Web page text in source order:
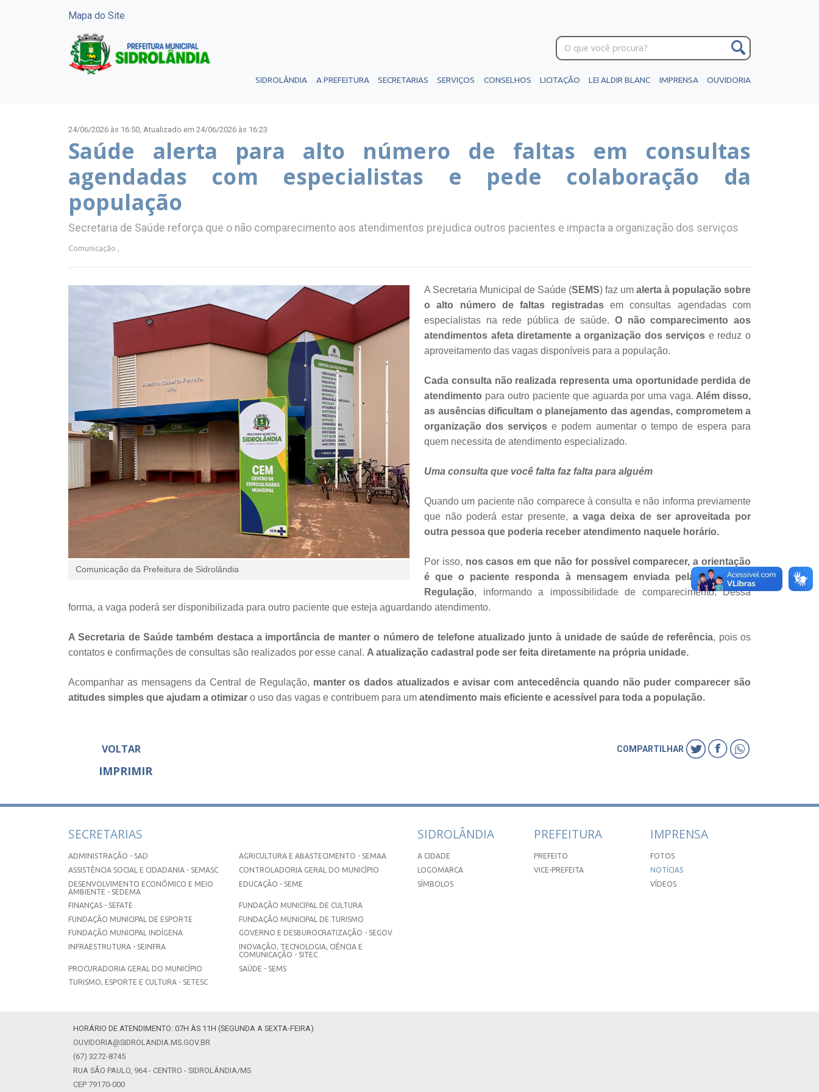
Mapa do Site
SIDROLÂNDIA A PREFEITURA SECRETARIAS SERVIÇOS CONSELHOS LICITAÇÃO LEI ALDIR BLANC IMPRENSA OUVIDORIA
24/06/2026 às 16:50, Atualizado em 24/06/2026 às 16:23
Saúde alerta para alto número de faltas em consultas
agendadas com especialistas e pede colaboração da
população
Secretaria de Saúde reforça que o não comparecimento aos atendimentos prejudica outros pacientes e impacta a organização dos serviços
Comunicação ,
Comunicação da Prefeitura de Sidrolândia
A Secretaria Municipal de Saúde (SEMS) faz um alerta à população sobre
o alto número de faltas registradas em consultas agendadas com
especialistas na rede pública de saúde. O não comparecimento aos
atendimentos afeta diretamente a organização dos serviços e reduz o
aproveitamento das vagas disponíveis para a população.
Cada consulta não realizada representa uma oportunidade perdida de
atendimento para outro paciente que aguarda por uma vaga. Além disso,
as ausências dificultam o planejamento das agendas, comprometem a
organização dos serviços e podem aumentar o tempo de espera para
quem necessita de atendimento especializado.
Uma consulta que você falta faz falta para alguém
Quando um paciente não comparece à consulta e não informa previamente
que não poderá estar presente, a vaga deixa de ser aproveitada por
outra pessoa que poderia receber atendimento naquele horário.
Por isso, nos casos em que não for possível comparecer, a orientação
é que o paciente responda à mensagem enviada pela Central de
Regulação, informando a impossibilidade de comparecimento. Dessa
forma, a vaga poderá ser disponibilizada para outro paciente que esteja aguardando atendimento.
A Secretaria de Saúde também destaca a importância de manter o número de telefone atualizado junto à unidade de saúde de referência, pois os
contatos e confirmações de consultas são realizados por esse canal. A atualização cadastral pode ser feita diretamente na própria unidade.
Acompanhar as mensagens da Central de Regulação, manter os dados atualizados e avisar com antecedência quando não puder comparecer são
atitudes simples que ajudam a otimizar o uso das vagas e contribuem para um atendimento mais eficiente e acessível para toda a população.
VOLTAR
IMPRIMIR
COMPARTILHAR
SECRETARIAS
ADMINISTRAÇÃO - SAD
AGRICULTURA E ABASTECIMENTO - SEMAA
ASSISTÊNCIA SOCIAL E CIDADANIA - SEMASC
CONTROLADORIA GERAL DO MUNICÍPIO
DESENVOLVIMENTO ECONÔMICO E MEIO
AMBIENTE - SEDEMA
EDUCAÇÃO - SEME
FINANÇAS - SEFATE
FUNDAÇÃO MUNICIPAL DE CULTURA
FUNDAÇÃO MUNICIPAL DE ESPORTE
FUNDAÇÃO MUNICIPAL DE TURISMO
FUNDAÇÃO MUNICIPAL INDÍGENA
GOVERNO E DESBUROCRATIZAÇÃO - SEGOV
INFRAESTRUTURA - SEINFRA
INOVAÇÃO, TECNOLOGIA, CIÊNCIA E
COMUNICAÇÃO - SITEC
PROCURADORIA GERAL DO MUNICÍPIO
SAÚDE - SEMS
TURISMO, ESPORTE E CULTURA - SETESC
SIDROLÂNDIA
A CIDADE
LOGOMARCA
SÍMBOLOS
PREFEITURA
PREFEITO
VICE-PREFEITA
IMPRENSA
FOTOS
NOTÍCIAS
VÍDEOS
HORÁRIO DE ATENDIMENTO: 07H ÀS 11H (SEGUNDA A SEXTA-FEIRA)
OUVIDORIA@SIDROLANDIA.MS.GOV.BR
(67) 3272-8745
RUA SÃO PAULO, 964 - CENTRO - SIDROLÂNDIA/MS
CEP 79170-000